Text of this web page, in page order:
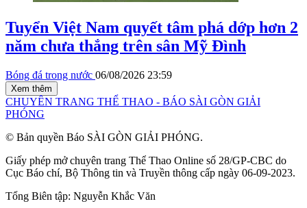
Tuyển Việt Nam quyết tâm phá dớp hơn 2
năm chưa thắng trên sân Mỹ Đình
Bóng đá trong nước 06/08/2026 23:59
Xem thêm
CHUYÊN TRANG THỂ THAO - BÁO SÀI GÒN GIẢI
PHÓNG
© Bản quyền Báo SÀI GÒN GIẢI PHÓNG.
Giấy phép mở chuyên trang Thể Thao Online số 28/GP-CBC do
Cục Báo chí, Bộ Thông tin và Truyền thông cấp ngày 06-09-2023.
Tổng Biên tập: Nguyễn Khắc Văn